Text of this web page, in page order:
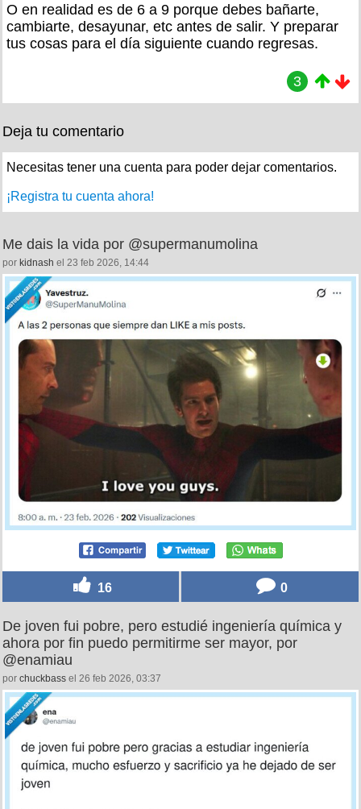
O en realidad es de 6 a 9 porque debes bañarte,
cambiarte, desayunar, etc antes de salir. Y preparar
tus cosas para el día siguiente cuando regresas.
3
Deja tu comentario
Necesitas tener una cuenta para poder dejar comentarios.
¡Registra tu cuenta ahora!
Me dais la vida por @supermanumolina
por kidnash el 23 feb 2026, 14:44
16 0
De joven fui pobre, pero estudié ingeniería química y
ahora por fin puedo permitirme ser mayor, por
@enamiau
por chuckbass el 26 feb 2026, 03:37